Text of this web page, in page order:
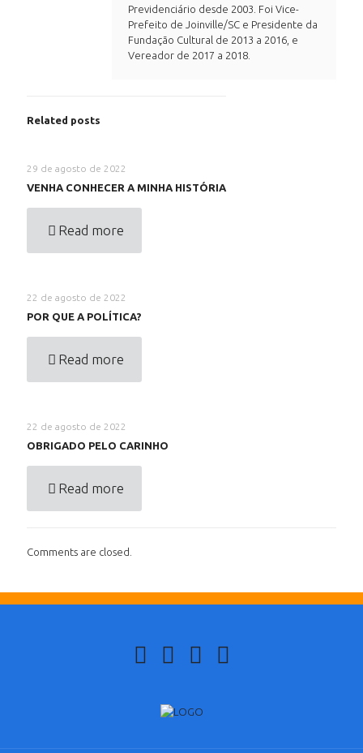
Previdenciário desde 2003. Foi Vice-
Prefeito de Joinville/SC e Presidente da
Fundação Cultural de 2013 a 2016, e
Vereador de 2017 a 2018.
Related posts
29 de agosto de 2022
VENHA CONHECER A MINHA HISTÓRIA
Read more
22 de agosto de 2022
POR QUE A POLÍTICA?
Read more
22 de agosto de 2022
OBRIGADO PELO CARINHO
Read more
Comments are closed.